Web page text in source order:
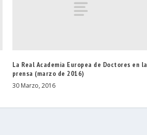
La Real Academia Europea de Doctores en la
prensa (marzo de 2016)
30 Marzo, 2016